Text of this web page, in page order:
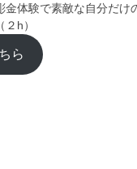
金体験で素敵な自分だけ
h）
ら